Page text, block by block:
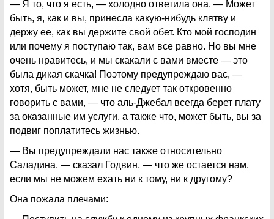
— Я то, что я есть, — холодно ответила она. — Может
быть, я, как и вы, принесла какую-нибудь клятву и
держу ее, как вы держите свой обет. Кто мой господин
или почему я поступаю так, вам все равно. Но вы мне
очень нравитесь, и мы скакали с вами вместе — это
была дикая скачка! Поэтому предупреждаю вас, —
хотя, быть может, мне не следует так откровенно
говорить с вами, — что аль-Джебал всегда берет плату
за оказанные им услуги, а также что, может быть, вы за
подвиг поплатитесь жизнью.
— Вы предупреждали нас также относительно
Саладина, — сказал Годвин, — что же остается нам,
если мы не можем ехать ни к тому, ни к другому?
Она пожала плечами: